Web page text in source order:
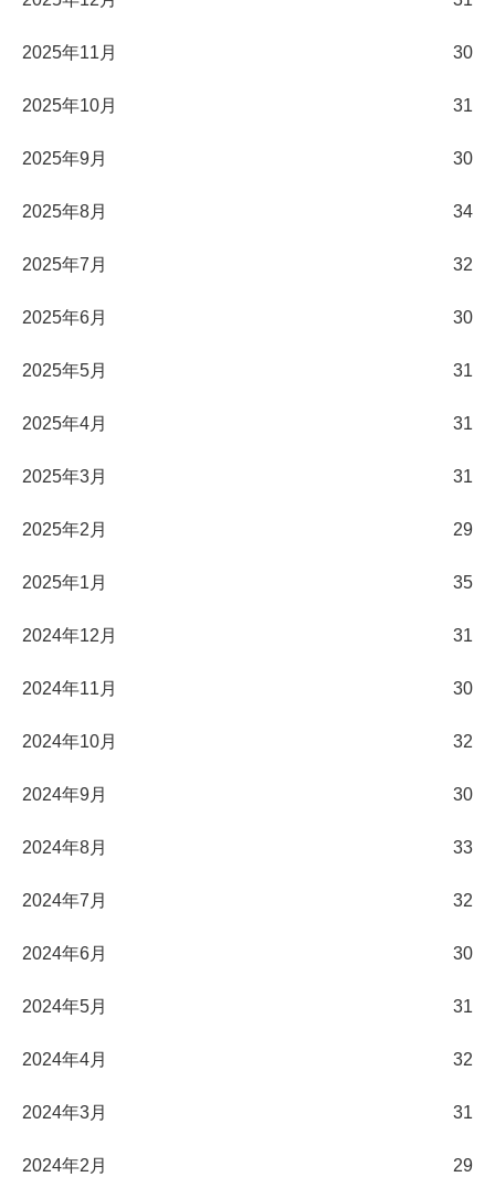
2025年11月 30
2025年10月 31
2025年9月 30
2025年8月 34
2025年7月 32
2025年6月 30
2025年5月 31
2025年4月 31
2025年3月 31
2025年2月 29
2025年1月 35
2024年12月 31
2024年11月 30
2024年10月 32
2024年9月 30
2024年8月 33
2024年7月 32
2024年6月 30
2024年5月 31
2024年4月 32
2024年3月 31
2024年2月 29